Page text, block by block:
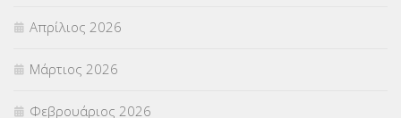
ΣΕΠ(50)
ΣΤΕΛΕΧΗ (360)
Απρίλιος 2026
Μάρτιος 2026
Φεβρουάριος 2026